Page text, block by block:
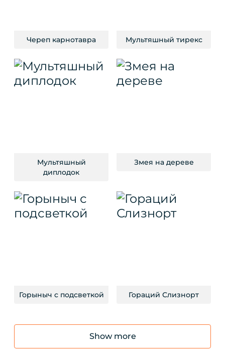
Череп карнотавра Мультяшный тирекс
Мультяшный
диплодок
Змея на дереве
Горыныч с подсветкой Гораций Слизнорт
Show more